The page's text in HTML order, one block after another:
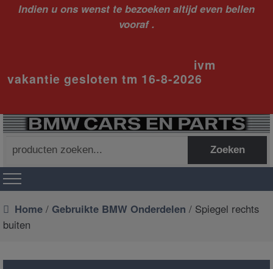
Indien u ons wenst te bezoeken altijd even bellen
vooraf .
ivm
vakantie gesloten tm 16-8-2026
naar:
Zoeken
Home / Gebruikte BMW Onderdelen / Spiegel rechts
buiten